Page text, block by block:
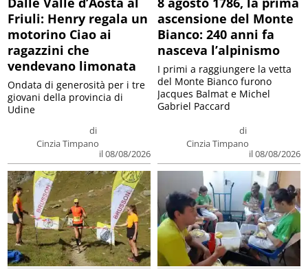
Friuli: Henry regala un
motorino Ciao ai
ragazzini che
vendevano limonata
di
Cinzia Timpano
il 08/08/2026
Ondata di generosità per i tre
giovani della provincia di
Udine
ascensione del Monte
Bianco: 240 anni fa
nasceva l’alpinismo
di
Cinzia Timpano
il 08/08/2026
I primi a raggiungere la vetta
del Monte Bianco furono
Jacques Balmat e Michel
Gabriel Paccard